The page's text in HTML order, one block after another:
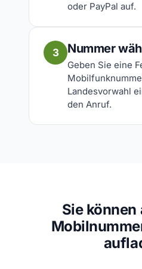
oder PayPal auf.
3 Nummer
Geben Sie eine
Landesvorwahl
den Anruf.
Sie können